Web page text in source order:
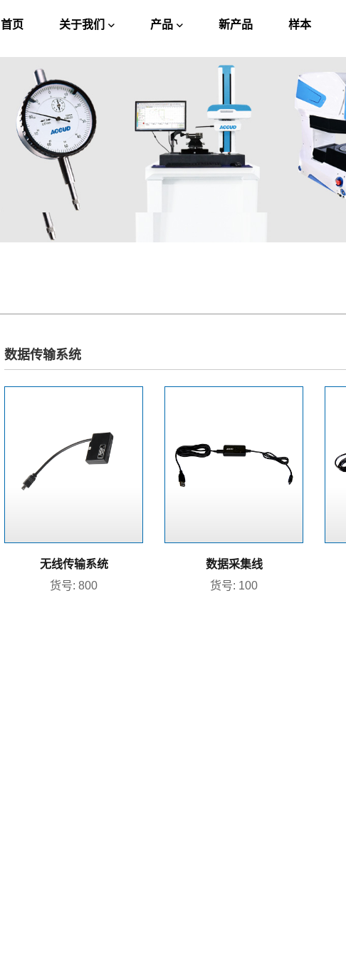
首页 关于我们 产品 新产品 样本
数据传输系统
无线传输系统
货号: 800
数据采集线
货号: 100